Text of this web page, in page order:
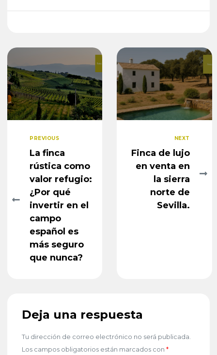
PREVIOUS
La finca
rústica como
valor refugio:
¿Por qué
invertir en el
campo
español es
más seguro
que nunca?
NEXT
Finca de lujo
en venta en
la sierra
norte de
Sevilla.
Deja una respuesta
Tu dirección de correo electrónico no será publicada.
Los campos obligatorios están marcados con *